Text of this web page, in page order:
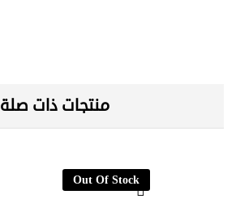
منتجات ذات صلة
Out Of Stock